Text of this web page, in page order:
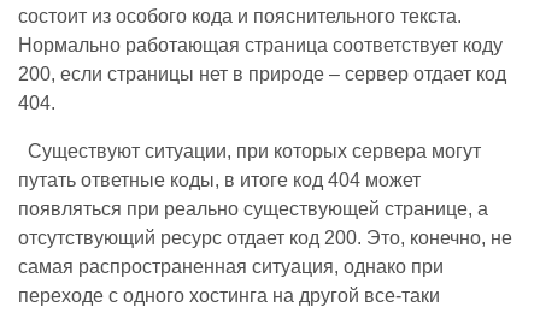
состоит из особого кода и пояснительного текста.
Нормально работающая страница соответствует коду
200, если страницы нет в природе – сервер отдает код
404.
Существуют ситуации, при которых сервера могут
путать ответные коды, в итоге код 404 может
появляться при реально существующей странице, а
отсутствующий ресурс отдает код 200. Это, конечно, не
самая распространенная ситуация, однако при
переходе с одного хостинга на другой все-таки